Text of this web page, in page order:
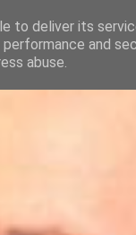
to deliver its
and
abuse.